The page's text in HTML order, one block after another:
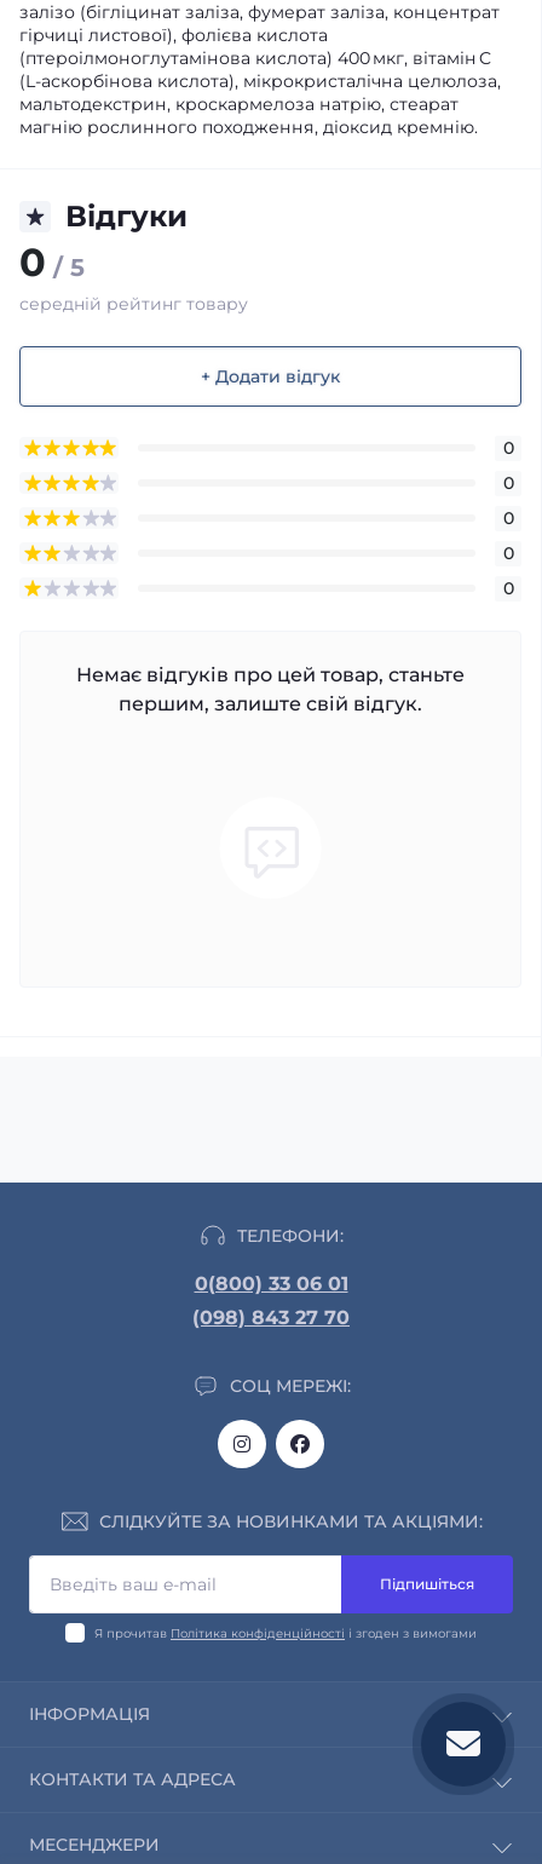
залізо (бігліцинат заліза, фумерат заліза, концентрат
гірчиці листової), фолієва кислота
(птероілмоноглутамінова кислота) 400 мкг, вітамін C
(L‑аскорбінова кислота), мікрокристалічна целюлоза,
мальтодекстрин, кроскармелоза натрію, стеарат
магнію рослинного походження, діоксид кремнію.
Відгуки
0 / 5
середній рейтинг товару
+ Додати відгук
0
0
0
0
0
Немає відгуків про цей товар, станьте
першим, залиште свій відгук.
ТЕЛЕФОНИ:
0(800) 33 06 01
(098) 843 27 70
СОЦ МЕРЕЖІ:
СЛІДКУЙТЕ ЗА НОВИНКАМИ ТА АКЦІЯМИ:
Підпишіться
Я прочитав Політика конфіденційності і згоден з вимогами
ІНФОРМАЦІЯ
Інформація про доставку та оплату
Політика конфіденційності
КОНТАКТИ ТА АДРЕСА
МЕСЕНДЖЕРИ